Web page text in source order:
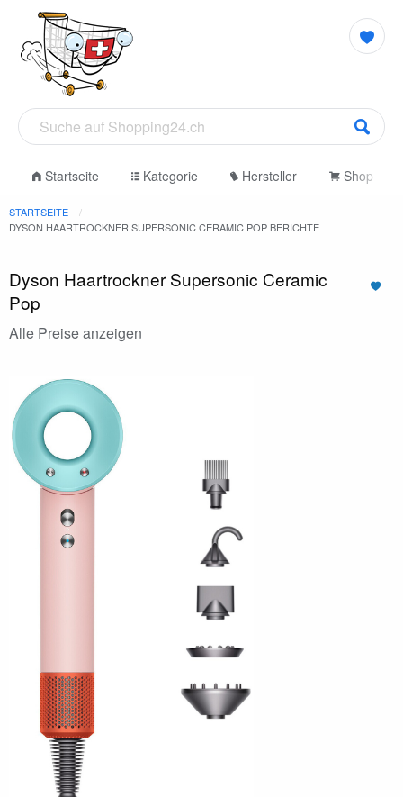
Startseite Kategorie Hersteller Shop
STARTSEITE
DYSON HAARTROCKNER SUPERSONIC CERAMIC POP BERICHTE
Dyson Haartrockner Supersonic Ceramic
Pop
Alle Preise anzeigen